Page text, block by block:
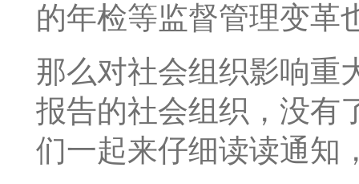
的年检等监督管理变革
那么对社会组织影响重
报告的社会组织，没有
们一起来仔细读读通知